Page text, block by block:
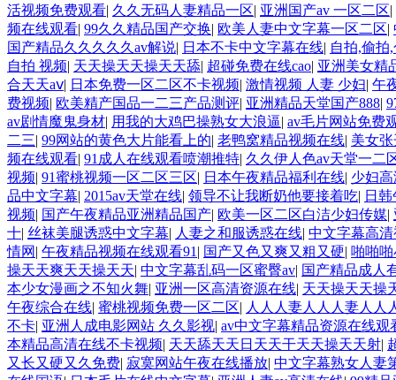
活视频免费观看| 久久无码人妻精品一区| 亚洲国产av 一区二区|
频在线观看| 99久久精品国产交换| 欧美人妻中文字幕一区二区|
国产精品久久久久久av解说| 日本不卡中文字幕在线| 自拍,偷拍
自拍 视频| 天天操天天操天天舔| 超碰免费在线cao| 亚洲美女精
合天天aⅴ| 日本免费一区二区不卡视频| 激情视频 人妻 少妇| 午
费视频| 欧美精产国品一二三产品测评| 亚洲精品天堂国产888|
av剧情魔鬼身材| 用我的大鸡巴操熟女大浪逼| av毛片网站免费
二三| 99网站的黄色大片能看上的| 老鸭窝精品视频在线| 美女
频在线观看| 91成人在线观看喷潮推特| 久久伊人色av天堂一二
视频| 91蜜桃视频一区二区三区| 日本午夜精品福利在线| 少妇
品中文字幕| 2015av天堂在线| 领导不让我断奶他要接着吃| 日
视频| 国产午夜精品亚洲精品国产| 欧美一区二区白洁少妇传媒|
十| 丝袜美腿诱惑中文字幕| 人妻之和服诱惑在线| 中文字幕高
情网 | 午夜精品视频在线观看91 | 国产又色又爽又粗又硬| 啪啪
操天天爽天天操天天| 中文字幕乱码一区蜜臀av| 国产精品成人
本少女漫画之不知火舞| 亚洲一区高清资源在线| 天天操天天操
午夜综合在线| 蜜桃视频免费一区二区| 人人人妻人人人妻人人
不卡| 亚洲人成电影网站 久久影视| av中文字幕精品资源在线观
本精品高清在线不卡视频| 天天舔天天日天天干天天操天天射|
又长又硬又久免费| 寂寞网站午夜在线播放| 中文字幕熟女人妻